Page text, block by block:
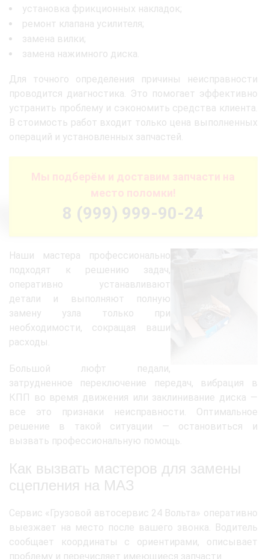
установка фрикционных накладок;
ремонт клапана усилителя;
замена вилки;
замена нажимного диска.
Для точного определения причины неисправности
проводится диагностика. Это помогает эффективно
устранить проблему и сэкономить средства клиента.
В стоимость работ входит только цена выполненных
операций и установленных запчастей.
Мы подберём и доставим запчасти на
место поломки!
8 (999) 999-90-24
Наши мастера профессионально
подходят к решению задач,
оперативно устанавливают
детали и выполняют полную
замену узла только при
необходимости, сокращая ваши
расходы.
Большой люфт педали,
затрудненное переключение передач, вибрация в
КПП во время движения или заклинивание диска —
все это признаки неисправности. Оптимальное
решение в такой ситуации — остановиться и
вызвать профессиональную помощь.
Как вызвать мастеров для замены
сцепления на МАЗ
Сервис «Грузовой автосервис 24 Вольта» оперативно
выезжает на место после вашего звонка. Водитель
сообщает координаты с ориентирами, описывает
проблему и перечисляет имеющиеся запчасти.